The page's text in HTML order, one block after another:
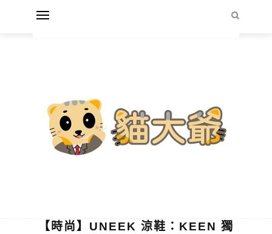
【時尚】UNEEK 涼鞋：KEEN 獨